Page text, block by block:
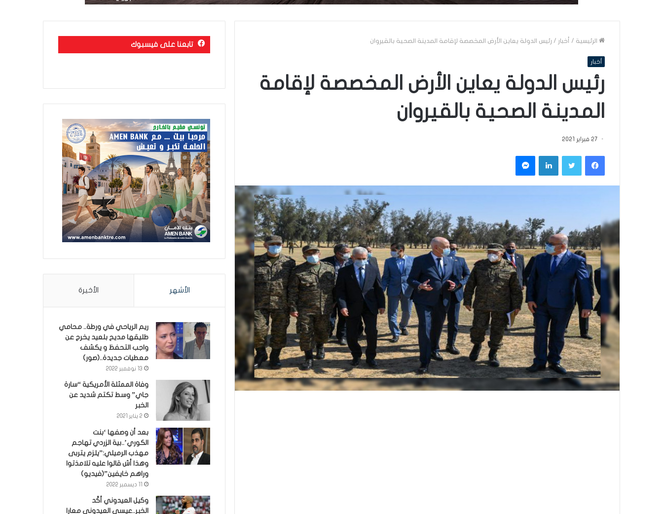
الرئيسية / أخبار / رئيس الدولة يعاين الأرض المخصصة لإقامة المدينة الصحية بالقيروان
أخبار
رئيس الدولة يعاين الأرض المخصصة لإقامة
المدينة الصحية بالقيروان
27 فبراير 2021
فيسبوكتويتر لينكدإن ماسنجر
تابعنا على فيسبوك
الأشهر الأخيرة
ريم الرياحي في ورطة.. محامي
طليقها مديح بلعيد يخرج عن
واجب التحفظ و يكشف
معطيات جديدة..(صور)
13 نوفمبر 2022
وفاة الممثلة الأمريكية “سارة
جاي” وسط تكتم شديد عن
الخبر
2 يناير 2021
بعد أن وصفها ‘بنت
الكوري’..بية الزردي تهاجم
مهذب الرميلي:”يلزم يتربى
وهذا أش قالوا عليه تلامذتوا
وراهم خايفين”(فيديو)
وكيل العيدوني أكّد
الخبر..عيسى العيدوني معارا